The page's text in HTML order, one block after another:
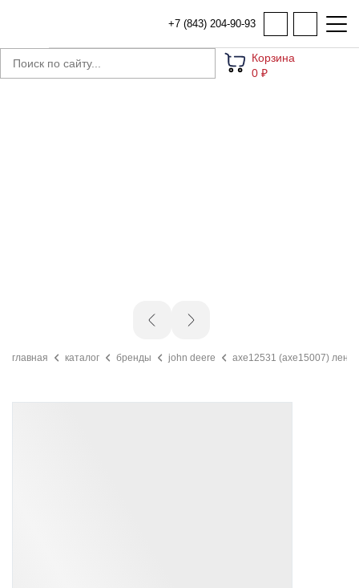
+7 (843) 204-90-93
Корзина
0 ₽
главная каталог бренды john deere axe12531 (axe15007)